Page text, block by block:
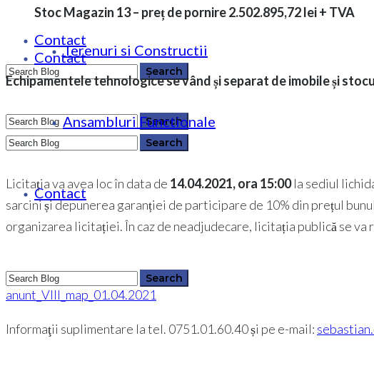
0364 146 512
Contact
Contact
0364 146 512
Terenuri si Constructii
Ansambluri Functionale
Contact
Stoc Magazin 13 – preț de pornire 2.502.895,72 lei + TVA
Echipamentele tehnologice se vând și separat de imobile și
Licitația va avea loc în data de 14.04.2021, ora 15:00la sediul
sarcini și depunerea garanției de participare de 10% din prețul
organizarea licitației. În caz de neadjudecare, licitația publică se va
anunt_VIII_map_01.04.2021
Informaţii suplimentare la tel. 0751.01.60.40 și pe e-mail: